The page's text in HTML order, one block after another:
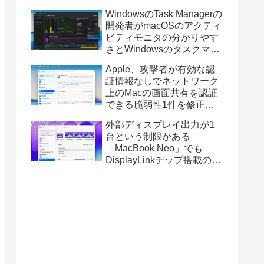
ックボールに対応。
WindowsのTask Managerの
開発者がmacOSのアクティ
ビティモニタの分かりやす
さとWindowsのタスクマネ
Mac用システムモニタアプ
リ「Task Manager TMOG」
のBeta版を公開。
Apple、攻撃者が有効な認
証情報なしでネットワーク
上のMacの画面共有を認証
できる脆弱性1件を修正し
や「macOS Sequoia
15.7.9/Sonoma 14.8.9」を
リリース。
外部ディスプレイ出力が1
台という制限がある
「MacBook Neo」でも
DisplayLinkチップ搭載の